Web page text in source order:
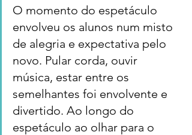
O momento do espetáculo
envolveu os alunos num misto
de alegria e expectativa pelo
novo. Pular corda, ouvir
música, estar entre os
semelhantes foi envolvente e
divertido. Ao longo do
espetáculo ao olhar para o